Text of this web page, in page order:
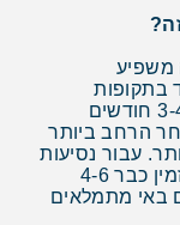
משפיע
בתקופות
החגים והקיץ. ההזמנה האידיאלית היא 3-4 חודשים
הרחב ביותר
עבור נסיעות
בעונת השיא (יוני-ספטמבר), מומלץ להזמין כבר 4-6
באי מתמלאים